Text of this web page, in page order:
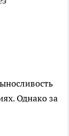
Однако за